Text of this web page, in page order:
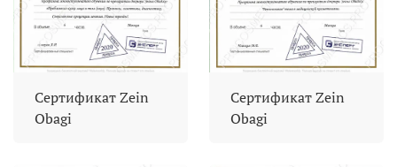
Сертификат Zein
Obagi
Сертификат Zein
Obagi